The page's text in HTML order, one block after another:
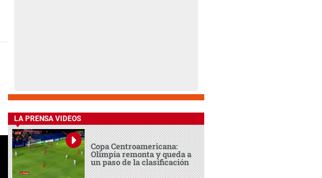
LA PRENSA VIDEOS
Copa Centroamericana:
Olimpia remonta y queda a
un paso de la clasificación